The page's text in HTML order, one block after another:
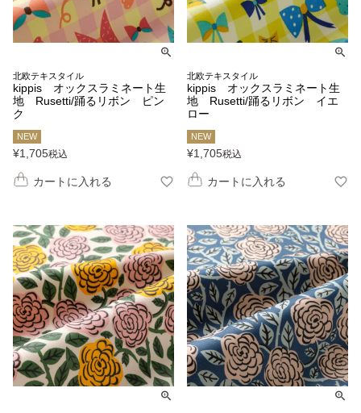
北欧テキスタイル
kippis オックスラミネート生
地 Rusetti/踊るリボン ピン
ク
NEW
¥1,705税込
カートに入れる
北欧テキスタイル
kippis オックスラミネート生
地 Rusetti/踊るリボン イエ
ロー
NEW
¥1,705税込
カートに入れる